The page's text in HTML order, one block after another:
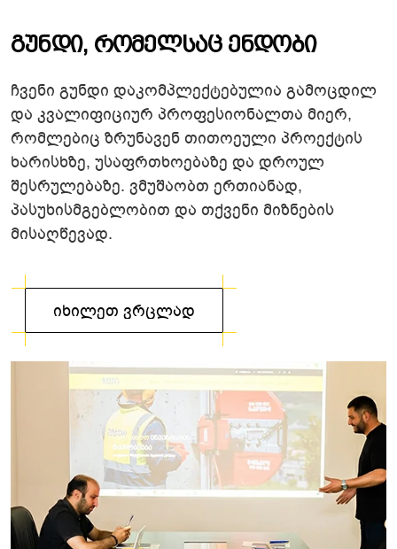
Გუნდი, Რომელსაც Ენდობი
ჩვენი გუნდი დაკომპლექტებულია გამოცდილ
და კვალიფიციურ პროფესიონალთა მიერ,
რომლებიც ზრუნავენ თითოეული პროექტის
ხარისხზე, უსაფრთხოებაზე და დროულ
შესრულებაზე. ვმუშაობთ ერთიანად,
პასუხისმგებლობით და თქვენი მიზნების
მისაღწევად.